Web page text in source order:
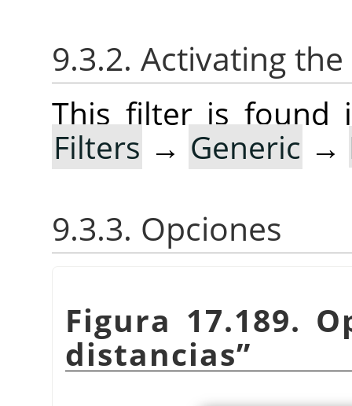
9.3.2. Activating
This filter is found
Filters → Generic →
9.3.3. Opciones
Figura 17.189.
distancias”